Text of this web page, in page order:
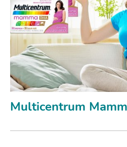
Multicentrum